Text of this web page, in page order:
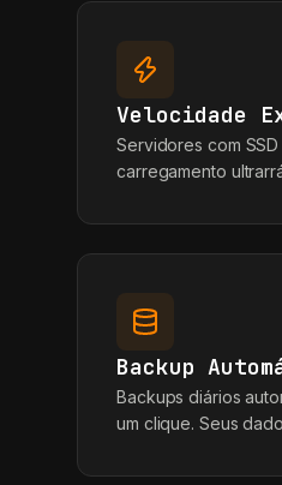
Velocidade
Servidores com
carregamento
Backup
Backups diários
um clique. Seus